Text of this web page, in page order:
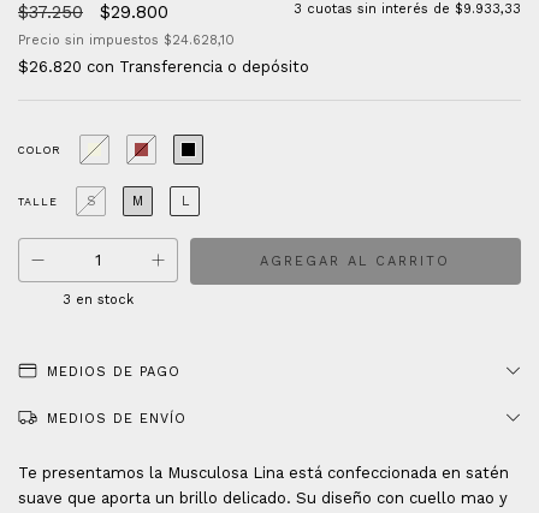
$37.250 $29.800 3 cuotas sin interés de $9.933,33
Precio sin impuestos $24.628,10
$26.820 con Transferencia o depósito
COLOR
TALLE S M L
3 en stock
MEDIOS DE PAGO
MEDIOS DE ENVÍO
Te presentamos la Musculosa Lina está confeccionada en satén
suave que aporta un brillo delicado. Su diseño con cuello mao y